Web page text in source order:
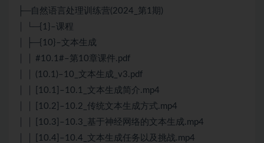
├─自然语言处理训练营(2024_第1期)
│ └─{1}–课程
│ ├─{10}–文本生成
│ │ #10.1#–第10章课件.pdf
│ │ (10.1)–10_文本生成_v3.pdf
│ │ [10.1]–10.1_文本生成简介.mp4
│ │ [10.2]–10.2_传统文本生成方式.mp4
│ │ [10.3]–10.3_基于神经网络的文本生成.mp4
│ │ [10.4]–10.4_文本生成任务以及挑战.mp4